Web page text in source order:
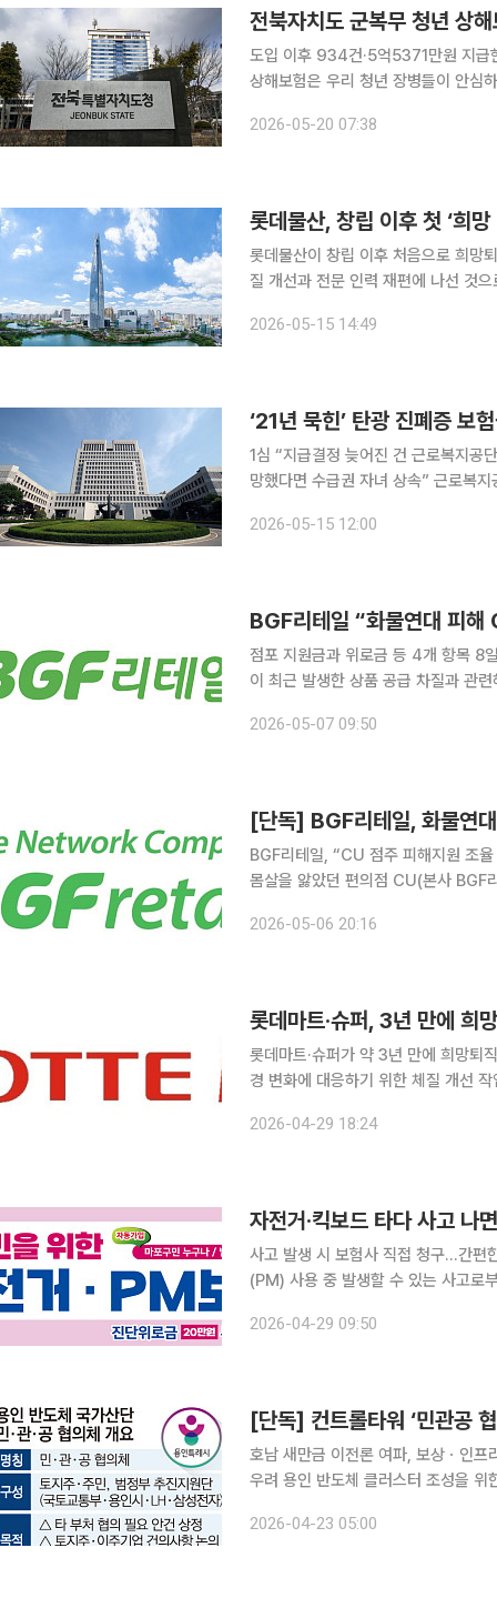
전북자치도 군복무 청년 상
도입 이후 934건·5억5371만원 지급현역
상해보험은 우리 청년 장병들이 안심
줄이는 데 도움이 되고 있다며 실질적
2026-05-20 07:38
롯데물산, 창립 이후 첫 ‘희
롯데물산이 창립 이후 처음으로 희망
질 개선과 전문 인력 재편에 나선 것으로 풀이된다. 15일 유통업계에 따
롯데물산이 희망퇴직을 실시하는 것
2026-05-15 14:49
‘21년 묵힌’ 탄광 진폐증 보
1심 “지급결정 늦어진 건 근로복지공
망했다면 수급권 자녀 상속” 근로복지공단이 정당한 이유 없이 보험금을 20여 년 늦게 지급했다면,
15일 법조계에 따르면 최근 대법원 3
2026-05-15 12:00
BGF리테일 “화물연대 피
점포 지원금과 위로금 등 4개 항목 8일 지
이 최근 발생한 상품 공급 차질과 관
리테일은 물류 불안정에 따른 가맹점
2026-05-07 09:50
[단독] BGF리테일, 화물연
BGF리테일, “CU 점주 피해지원 조율 중”점별·
몸살을 앓았던 편의점 CU(본사 BGF
다는 방침이다. 6일 유통업계
2026-05-06 20:16
롯데마트·슈퍼, 3년 만에 희
롯데마트·슈퍼가 약 3년 만에 희망퇴
경 변화에 대응하기 위한 체질 개선 작업으로 풀이된다. 29일 유통
년 이상이면서 만 48세 이상 직원이
2026-04-29 18:24
자전거·킥보드 타다 사고
사고 발생 시 보험사 직접 청구…간편한 이용 절차 서울특별시 마포구는
(PM) 사용 중 발생할 수 있는 사고로
유 장해 최대 1000만원 △진단 위로
2026-04-29 09:50
호남 새만금 이전론 여파, 보상ㆍ인
우려 용인 반도체 클러스터 조성을 위한 핵심 컨트롤타워인 ‘민·관·공 협의체’가 정치권 논쟁에 발목
공을 위한 핵심 조율 기능이 장기 공
2026-04-23 05:00